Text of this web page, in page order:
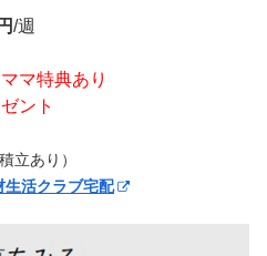
/週
マ特典あり
ント
立あり）
生活クラブ宅配